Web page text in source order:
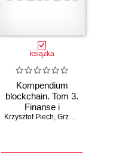
książka
Kompendium
blockchain. Tom 3.
Finanse i
inwestycje
Krzysztof Piech, Grzegorz Sobiecki